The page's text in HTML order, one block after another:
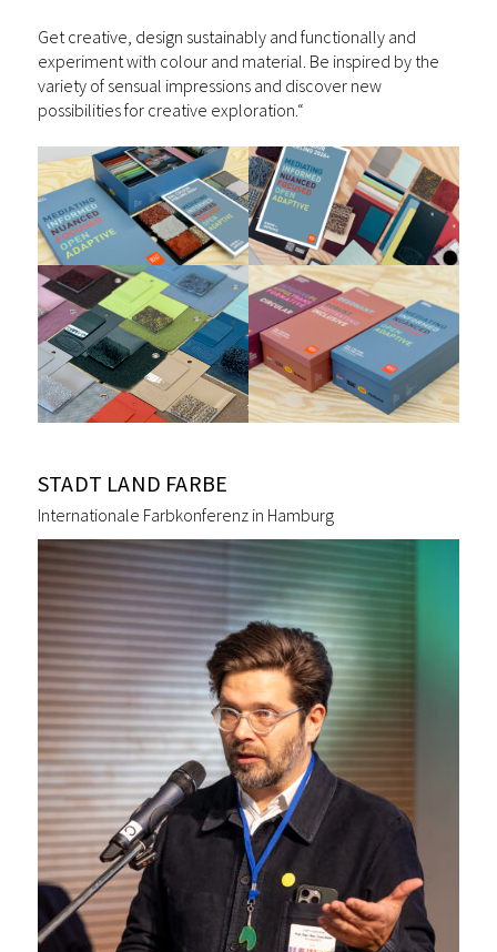
Get creative, design sustainably and functionally and
experiment with colour and material. Be inspired by the
variety of sensual impressions and discover new
possibilities for creative exploration.“
STADT LAND FARBE
Internationale Farbkonferenz in Hamburg